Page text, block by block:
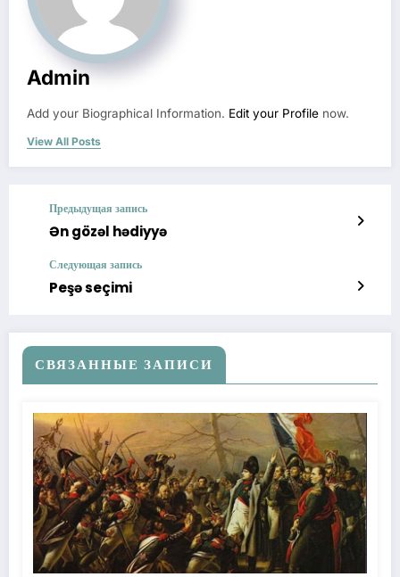
Admin
Add your Biographical Information. Edit your Profile now.
View All Posts
Предыдущая запись
Ən gözəl hədiyyə
Следующая запись
Peşə seçimi
СВЯЗАННЫЕ ЗАПИСИ